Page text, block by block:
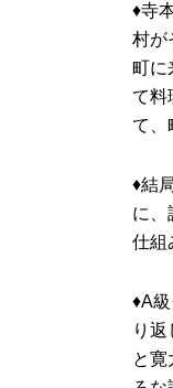
♦寺
村が
町に
て料
て、
♦結
に、
仕組
♦A
り
と